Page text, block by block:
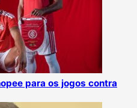
para os jogos contra